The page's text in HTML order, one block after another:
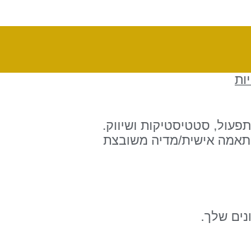
סטטיסטיקות ושיווק.
אישית/מדיה משובצת
שלך.